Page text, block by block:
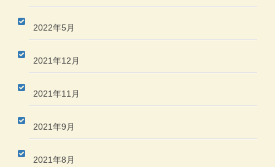
2022年5月
2021年12月
2021年11月
2021年9月
2021年8月